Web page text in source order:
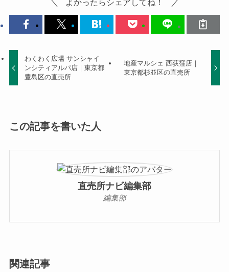
よかったらシェアしてね！
わくわく広場 サンシャイ
ンシティアルパ店｜東京都
豊島区の直売所
地産マルシェ 西荻窪店｜
東京都杉並区の直売所
この記事を書いた人
直売所ナビ編集部
編集部
関連記事